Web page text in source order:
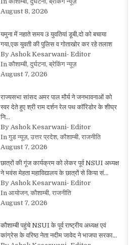
August 8, 2026
यमुना में नहाते समय 3 युवतियां डूबी,दो को बचाया
गया,एक युवती की पुलिस व गोताखोर कर रहे तलाश
By Ashok Kesarwani- Editor
In कौशाम्बी, दुर्घटना, ब्रेकिंग न्यूज़
August 7, 2026
राज्यसभा सांसद अमर पाल मौर्य ने जनभावनाओं को
स्वर देते हुए श्री राम दर्शन रेल पथ कॉरिडोर के शीघ्र
नि…
By Ashok Kesarwani- Editor
In गुड न्यूज़, उत्तर प्रदेश, कौशाम्बी, राजनीति
August 7, 2026
छात्रों की गूंज कार्यक्रम को लेकर पूर्व NSUI अध्यक्ष
ने भवंस मेहता महाविद्यालय के छात्रों से किया सं…
By Ashok Kesarwani- Editor
In आयोजन, कौशाम्बी, राजनीति
August 7, 2026
कौशाम्बी पहुंचे NSUI के पूर्व राष्ट्रीय अध्यक्ष एवं
कांग्रेस के वरिष्ठ नेता नदीम जावेद ने भाजपा सरका…